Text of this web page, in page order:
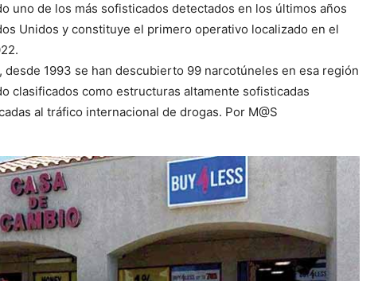
uno de los más sofisticados detectados en los últimos años
Unidos y constituye el primero operativo localizado en el
1993 se han descubierto 99 narcotúneles en esa región
clasificados como estructuras altamente sofisticadas
al tráfico internacional de drogas. Por M@S